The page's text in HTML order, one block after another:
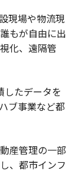
現場や物流現
もが自由に出
化、遠隔管
したデータを
ブ事業など都
産管理の一部
、都市インフ